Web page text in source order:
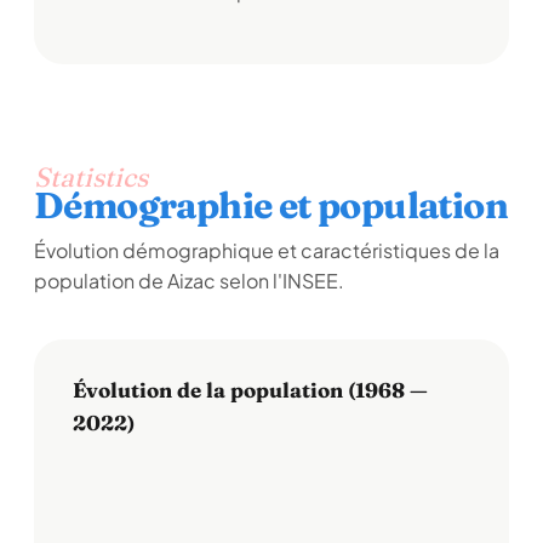
Statistics
Démographie et population
Évolution démographique et caractéristiques de la
population de Aizac selon l'INSEE.
Évolution de la population (1968 —
2022)